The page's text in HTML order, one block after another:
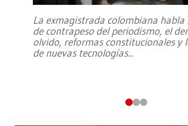
La exmagistrada colombiana habla
de contrapeso del periodismo, el
olvido, reformas constitucionales y
de nuevas tecnologías...